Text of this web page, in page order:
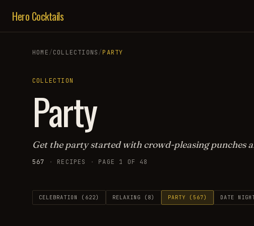
Hero Cocktails
HOME/COLLECTIONS/PARTY
COLLECTION
Party
Get the party started with crowd-pleasing punches
567 · RECIPES · PAGE 1 OF 48
CELEBRATION ( 622) RELAXING ( 8) PARTY ( 567) DATE